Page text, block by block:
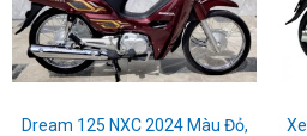
Dream 125 NXC 2024 Màu Đỏ,